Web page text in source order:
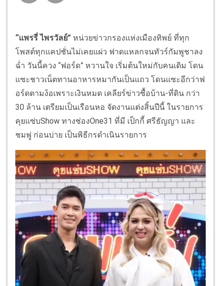
“แพรรี่ ไพรวัลย์” หน่วยข่าวกรองแห่งเมืองทิพย์ ที่ทุก
โพสต์ทุกแคปชั่นไม่เคยแผ่ว ฟาดแหลกจนทัวร์กัมพูชาลง
ฉ่ำ วันนี้ควง “ฟอร์ด” หวานใจ เริ่มต้นใหม่กับคนเดิม โดน
แซะชาวเน็ตทานอาหารหมากันเป็นแถว โดนแซะอีกว่าฟ
อร์ดตามง้อเพราะเงินหมด เคลียร์ข่าวซื้อบ้าน-ที่ดิน กว่า
30 ล้าน เตรียมเป็นเรือนหอ จัดงานแต่งสิ้นปีนี้ ในรายการ
คุยแซ่บShow ทางช่องOne31 ที่มี เป็กกี้ ศรีธัญญา และ
ชมพู่ ก่อนบ่าย เป็นพิธีกรดำเนินรายการ